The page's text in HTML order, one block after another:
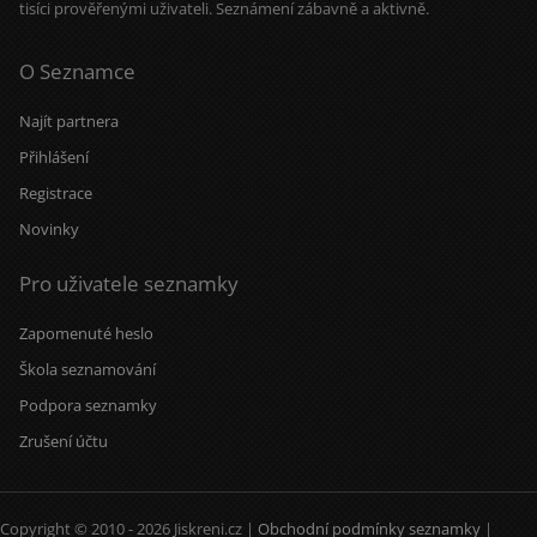
together. Choose clothes for each
tisíci prověřenými uživateli. Seznámení zábavně a aktivně.
O Seznamce
Najít partnera
Přihlášení
Registrace
Novinky
Pro uživatele seznamky
Zapomenuté heslo
Škola seznamování
Podpora seznamky
Zrušení účtu
Copyright © 2010 - 2026 Jiskreni.cz | Obchodní podmínky seznamky |